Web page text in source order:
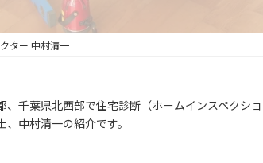
ター 中村清一
千葉県北西部で住宅診断（ホームインスペクショ
中村清一の紹介です。